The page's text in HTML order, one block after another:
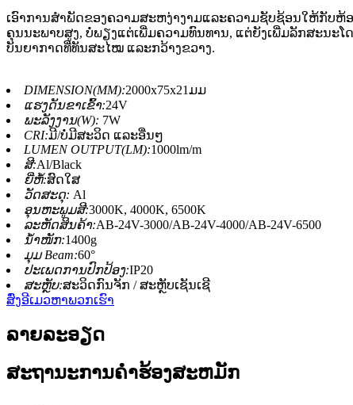
ເອົາການສໍາພັດຂອງຄວາມສະຫງ່າງາມແລະຄວາມຊັບຊ້ອນໃຫ້ກັບຫ້
ຄຸນນະພາບສູງ, ບໍ່ພຽງແຕ່ເພີ່ມຄວາມທົນທານ, ແຕ່ຍັງເພີ່ມລັກສະນະ
ບັນຍາກາດທີ່ທັນສະໄໝ ແລະກວ້າງຂວາງ.
DIMENSION(MM):2000x75x21ມມ
ແຮງດັນຂາເຂົ້າ:24V
ພະລັງງານ(W): 7W
CRI:ມີ/ບໍ່ມີສະວິດ ແລະອື່ນໆ
LUMEN OUTPUT(LM):1000lm/m
ສີ:Al/Black
ຍີ່ຫໍ້:ສົດໃສ
ວັດສະດຸ: Al
ອຸນຫະພູມສີ:3000K, 4000K, 6500K
ລະຫັດສິນຄ້າ:AB-24V-3000/AB-24V-4000/AB-24V-6500
ນ້ຳໜັກ:1400g
ມຸມ Beam:60°
ປະເພດການປົກປ້ອງ:IP20
ສະຫຼັບ:ສະວິດກົນຈັກ / ສະຫຼັບເຊັນເຊີ
ສົ່ງອີເມວຫາພວກເຮົາ
ລາຍລະອຽດ
ສະຖານະການຄໍາຮ້ອງສະຫມັກ